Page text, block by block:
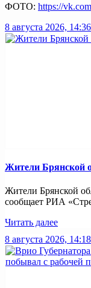
ФОТО: https://
8 августа 2026, 14:36
Жители Брянской
Жители Брянской
сообщает РИА
Читать далее
8 августа 2026, 14:18